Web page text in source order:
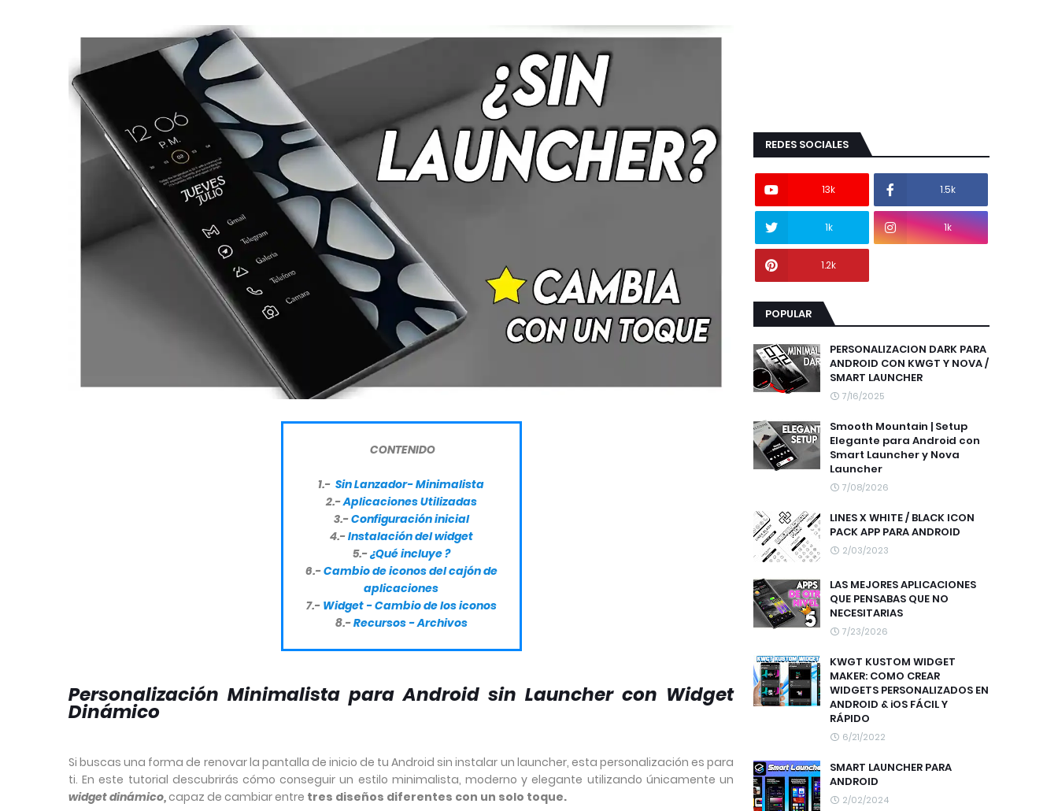
CONTENIDO
1.- Sin Lanzador- Minimalista
2.-Aplicaciones Utilizadas
3.-Configuración inicial
4.-Instalación del widget
5.-¿Qué incluye ?
6.-Cambio de iconos del cajón de
aplicaciones
7.-Widget - Cambio de los iconos
8.-Recursos - Archivos
Personalización Minimalista para Android sin Launcher con Widget
Dinámico
Si buscas una forma de renovar la pantalla de inicio de tu Android sin instalar un launcher, esta personalización es para
ti. En este tutorial descubrirás cómo conseguir un estilo minimalista, moderno y elegante utilizando únicamente un
widget dinámico,capaz de cambiar entre tres diseños diferentes con un solo toque.
REDES SOCIALES
13k 1.5k
1k 1k
1.2k
POPULAR
PERSONALIZACION DARK PARA
ANDROID CON KWGT Y NOVA /
SMART LAUNCHER
7/16/2025
Smooth Mountain | Setup
Elegante para Android con
Smart Launcher y Nova
Launcher
7/08/2026
LINES X WHITE / BLACK ICON
PACK APP PARA ANDROID
2/03/2023
LAS MEJORES APLICACIONES
QUE PENSABAS QUE NO
NECESITARIAS
7/23/2026
KWGT KUSTOM WIDGET
MAKER: COMO CREAR
WIDGETS PERSONALIZADOS EN
ANDROID & iOS FÁCIL Y
RÁPIDO
6/21/2022
SMART LAUNCHER PARA
ANDROID
2/02/2024